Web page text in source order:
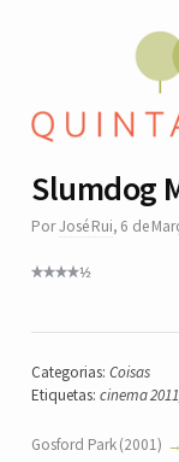
Slumdog
PorJosé Rui, 6 de
Categorias: Coisas
Etiquetas: cinema 2011
Gosford Park (2001)